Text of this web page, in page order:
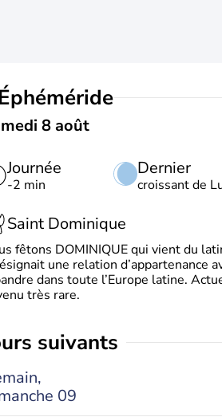
Éphéméride
8 août
Journée
-2 min
Dernier
croissant de
Saint Dominique
fêtons DOMINIQUE qui vient du
une relation d’appartenance
dans toute l’Europe latine.
très rare.
suivants
09